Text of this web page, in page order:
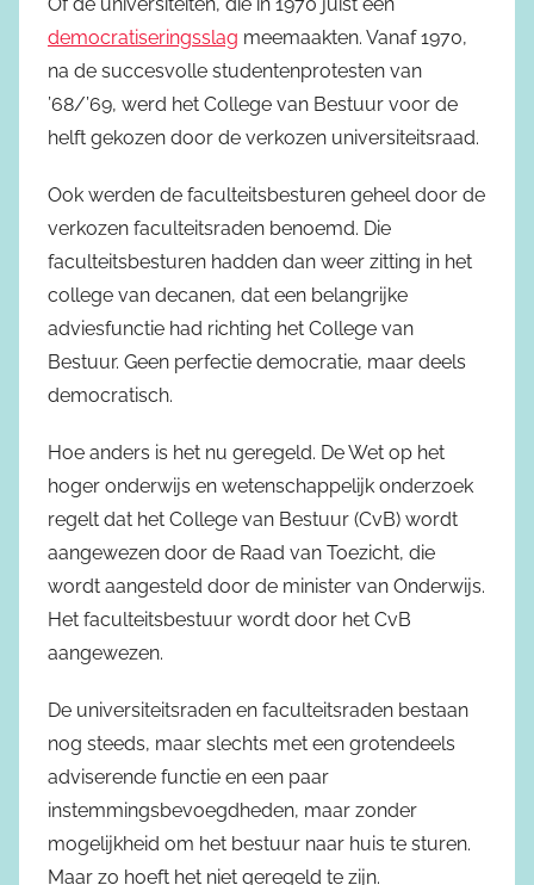
democratiseringsslag meemaakten. Vanaf 1970,
na de succesvolle studentenprotesten van
’68/’69, werd het College van Bestuur voor de
helft gekozen door de verkozen universiteitsraad.
Ook werden de faculteitsbesturen geheel door de
verkozen faculteitsraden benoemd. Die
faculteitsbesturen hadden dan weer zitting in het
college van decanen, dat een belangrijke
adviesfunctie had richting het College van
Bestuur. Geen perfectie democratie, maar deels
democratisch.
Hoe anders is het nu geregeld. De Wet op het
hoger onderwijs en wetenschappelijk onderzoek
regelt dat het College van Bestuur (CvB) wordt
aangewezen door de Raad van Toezicht, die
wordt aangesteld door de minister van Onderwijs.
Het faculteitsbestuur wordt door het CvB
aangewezen.
De universiteitsraden en faculteitsraden bestaan
nog steeds, maar slechts met een grotendeels
adviserende functie en een paar
instemmingsbevoegdheden, maar zonder
mogelijkheid om het bestuur naar huis te sturen.
Maar zo hoeft het niet geregeld te zijn.